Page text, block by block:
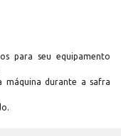
para seu equipamento
máquina durante a safra